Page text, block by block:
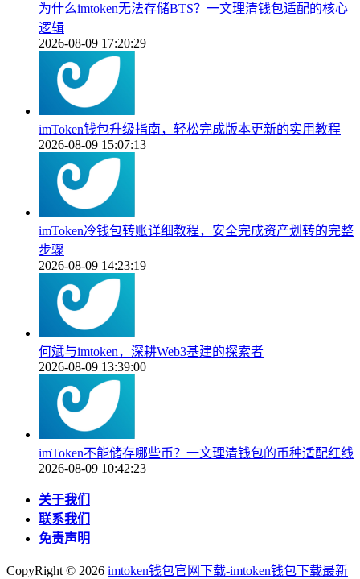
为什么imtoken无法存储BTS？一文理清钱包适配的核心
逻辑
2026-08-09 17:20:29
imToken钱包升级指南，轻松完成版本更新的实用教程
2026-08-09 15:07:13
imToken冷钱包转账详细教程，安全完成资产划转的完整
步骤
2026-08-09 14:23:19
何斌与imtoken，深耕Web3基建的探索者
2026-08-09 13:39:00
imToken不能储存哪些币？一文理清钱包的币种适配红线
2026-08-09 10:42:23
关于我们
联系我们
免责声明
CopyRight © 2026 imtoken钱包官网下载-imtoken钱包下载最新